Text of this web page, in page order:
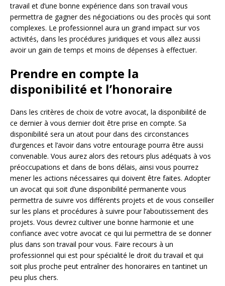
travail et d’une bonne expérience dans son travail vous
permettra de gagner des négociations ou des procès qui sont
complexes. Le professionnel aura un grand impact sur vos
activités, dans les procédures juridiques et vous allez aussi
avoir un gain de temps et moins de dépenses à effectuer.
Prendre en compte la
disponibilité et l’honoraire
Dans les critères de choix de votre avocat, la disponibilité de
ce dernier à vous dernier doit être prise en compte. Sa
disponibilité sera un atout pour dans des circonstances
d’urgences et l’avoir dans votre entourage pourra être aussi
convenable. Vous aurez alors des retours plus adéquats à vos
préoccupations et dans de bons délais, ainsi vous pourrez
mener les actions nécessaires qui doivent être faites. Adopter
un avocat qui soit d’une disponibilité permanente vous
permettra de suivre vos différents projets et de vous conseiller
sur les plans et procédures à suivre pour l’aboutissement des
projets. Vous devrez cultiver une bonne harmonie et une
confiance avec votre avocat ce qui lui permettra de se donner
plus dans son travail pour vous. Faire recours à un
professionnel qui est pour spécialité le droit du travail et qui
soit plus proche peut entraîner des honoraires en tantinet un
peu plus chers.